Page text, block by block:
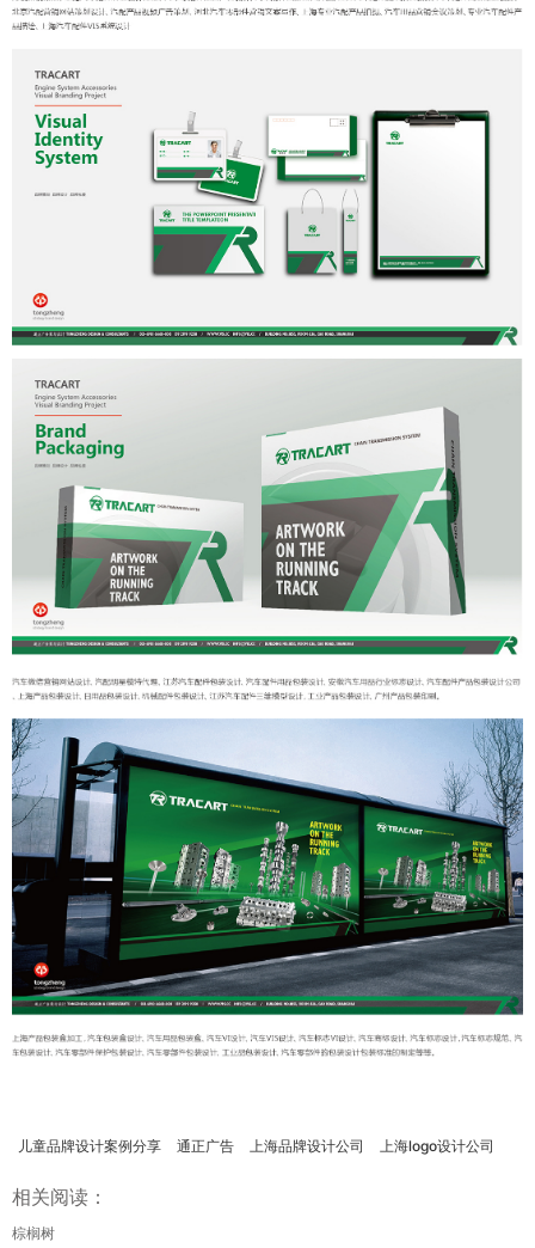
儿童品牌设计案例分享 通正广告 上海品牌设计公司 上海logo设计公司
相关阅读：
棕榈树